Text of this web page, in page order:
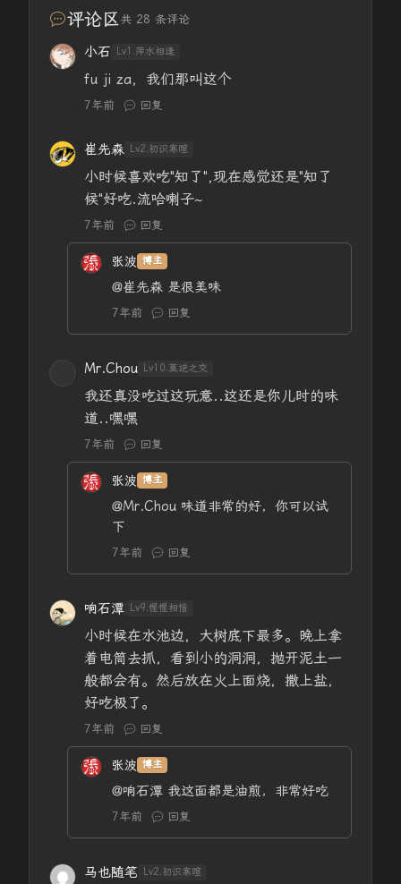
评论区共 28 条评论
小石 Lv1.萍水相逢
fu ji za，我们那叫这个
7年前 回复
崔先森 Lv2.初识寒暄
小时候喜欢吃"知了",现在感觉还是"知了
候"好吃.流哈喇子~
7年前 回复
张波 博主
@崔先森 是很美味
7年前 回复
Mr.Chou Lv10.莫逆之交
我还真没吃过这玩意..这还是你儿时的味
道..嘿嘿
7年前 回复
张波 博主
@Mr.Chou 味道非常的好，你可以试
下
7年前 回复
响石潭 Lv9.惺惺相惜
小时候在水池边，大树底下最多。晚上拿
着电筒去抓，看到小的洞洞，抛开泥土一
般都会有。然后放在火上面烧，撒上盐，
好吃极了。
7年前 回复
张波 博主
@响石潭 我这面都是油煎，非常好吃
7年前 回复
马也随笔 Lv2.初识寒暄